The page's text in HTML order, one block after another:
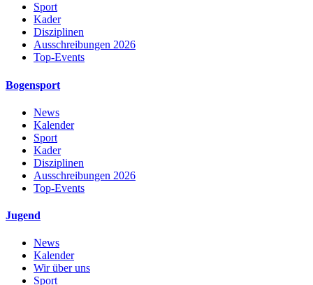
Sport
Kader
Disziplinen
Ausschreibungen 2026
Top-Events
Bogensport
News
Kalender
Sport
Kader
Disziplinen
Ausschreibungen 2026
Top-Events
Jugend
News
Kalender
Wir über uns
Sport